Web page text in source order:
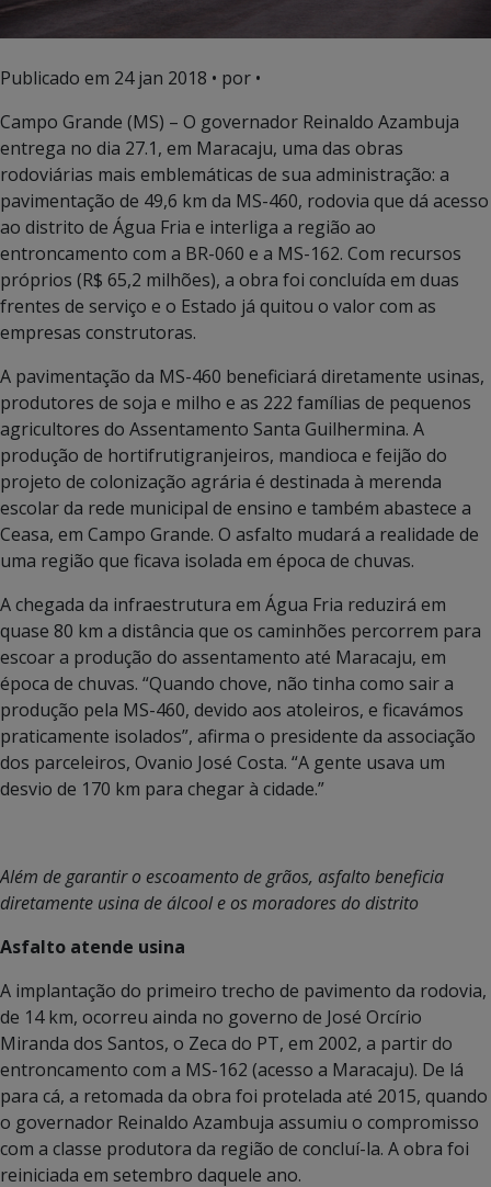
Publicado em 24 jan 2018 • por •
Campo Grande (MS) – O governador Reinaldo Azambuja
entrega no dia 27.1, em Maracaju, uma das obras
rodoviárias mais emblemáticas de sua administração: a
pavimentação de 49,6 km da MS-460, rodovia que dá acesso
ao distrito de Água Fria e interliga a região ao
entroncamento com a BR-060 e a MS-162. Com recursos
próprios (R$ 65,2 milhões), a obra foi concluída em duas
frentes de serviço e o Estado já quitou o valor com as
empresas construtoras.
A pavimentação da MS-460 beneficiará diretamente usinas,
produtores de soja e milho e as 222 famílias de pequenos
agricultores do Assentamento Santa Guilhermina. A
produção de hortifrutigranjeiros, mandioca e feijão do
projeto de colonização agrária é destinada à merenda
escolar da rede municipal de ensino e também abastece a
Ceasa, em Campo Grande. O asfalto mudará a realidade de
uma região que ficava isolada em época de chuvas.
A chegada da infraestrutura em Água Fria reduzirá em
quase 80 km a distância que os caminhões percorrem para
escoar a produção do assentamento até Maracaju, em
época de chuvas. “Quando chove, não tinha como sair a
produção pela MS-460, devido aos atoleiros, e ficavámos
praticamente isolados”, afirma o presidente da associação
dos parceleiros, Ovanio José Costa. “A gente usava um
desvio de 170 km para chegar à cidade.”
Além de garantir o escoamento de grãos, asfalto beneficia
diretamente usina de álcool e os moradores do distrito
Asfalto atende usina
A implantação do primeiro trecho de pavimento da rodovia,
de 14 km, ocorreu ainda no governo de José Orcírio
Miranda dos Santos, o Zeca do PT, em 2002, a partir do
entroncamento com a MS-162 (acesso a Maracaju). De lá
para cá, a retomada da obra foi protelada até 2015, quando
o governador Reinaldo Azambuja assumiu o compromisso
com a classe produtora da região de concluí-la. A obra foi
reiniciada em setembro daquele ano.